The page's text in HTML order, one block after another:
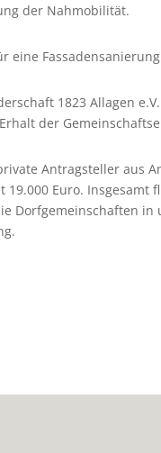
der Nahmobilität.
eine
1823 Allagen
der
Antragsteller aus
Euro.
Dorfgemeinschaften in